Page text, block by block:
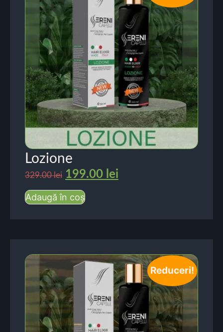
Lozione
329.00lei 199.00 lei
Adaugă în coș
Reduceri!